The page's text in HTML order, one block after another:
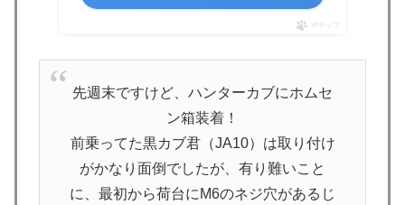
ポチップ
先週末ですけど、ハンターカブにホムセ
ン箱装着！
前乗ってた黒カブ君（JA10）は取り付け
がかなり面倒でしたが、有り難いこと
に、最初から荷台にM6のネジ穴があるじ